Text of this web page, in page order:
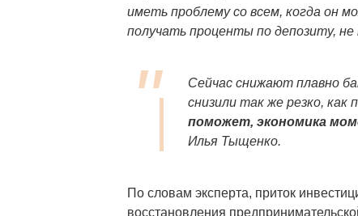
иметь проблему со всем, когда он
получать проценты по депозиту, не
Сейчас снижают плавно
снизили так же резко, как
поможет, экономика
Илья Тыщенко.
По словам эксперта, приток
восстановления